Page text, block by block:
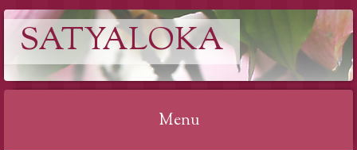
SATYALOKA
Menu